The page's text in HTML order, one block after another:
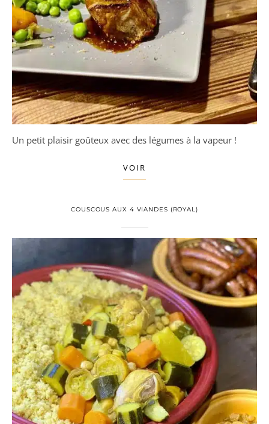
Un petit plaisir goûteux avec des légumes à la vapeur !
VOIR
COUSCOUS AUX 4 VIANDES (ROYAL)